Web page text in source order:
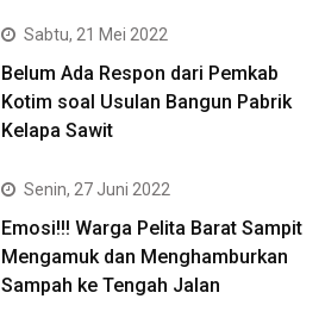
Sabtu, 21 Mei 2022
Belum Ada Respon dari Pemkab
Kotim soal Usulan Bangun Pabrik
Kelapa Sawit
Senin, 27 Juni 2022
Emosi!!! Warga Pelita Barat Sampit
Mengamuk dan Menghamburkan
Sampah ke Tengah Jalan